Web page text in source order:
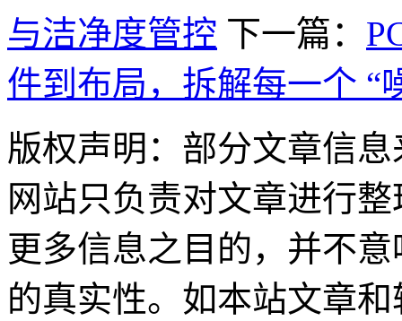
与洁净度管控 下一篇：
件到布局，拆解每一个 “
版权声明：部分文章信
网站只负责对文章进行
更多信息之目的，并不
的真实性。如本站文章